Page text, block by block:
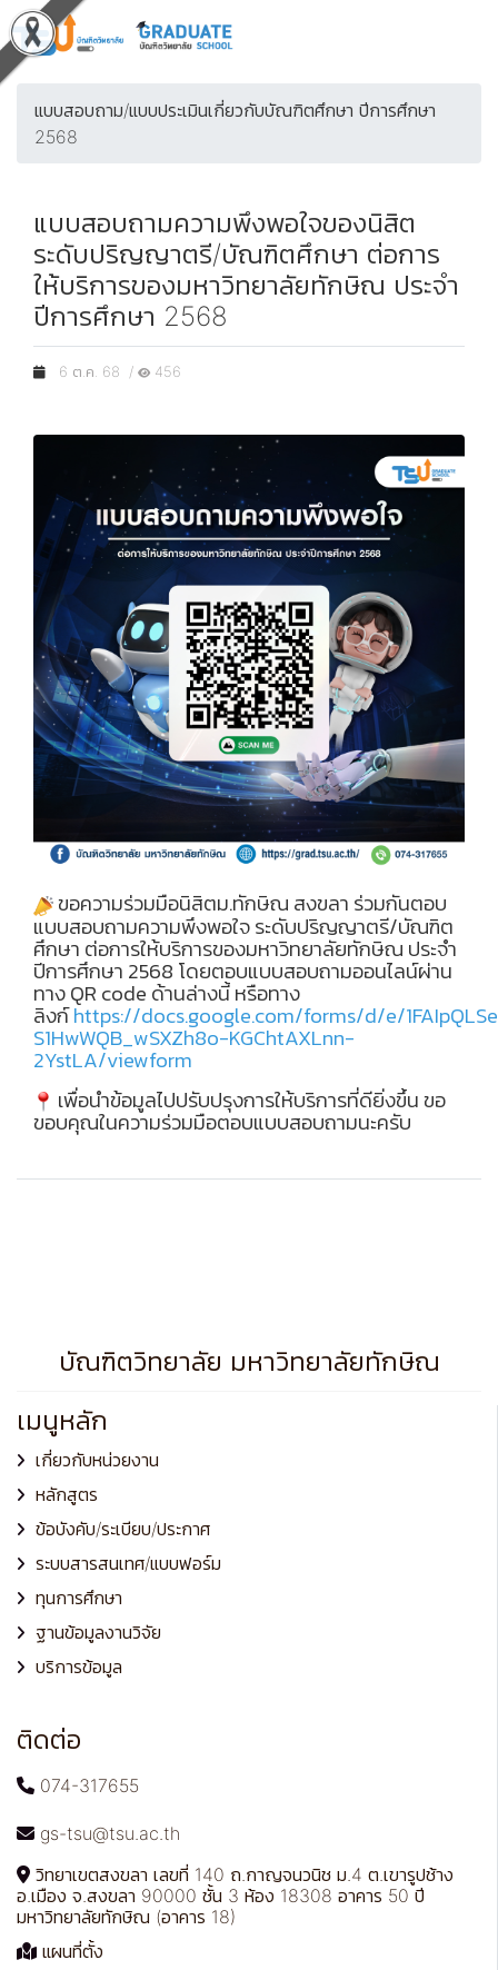
แบบสอบถาม/แบบประเมินเกี่ยวกับบัณฑิตศึกษา ปีการศึกษา
2568
แบบสอบถามความพึงพอใจของนิสิต
ระดับปริญญาตรี/บัณฑิตศึกษา ต่อการ
ให้บริการของมหาวิทยาลัยทักษิณ ประจำ
ปีการศึกษา 2568
6 ต.ค. 68 / 456
ขอความร่วมมือนิสิตม.ทักษิณ สงขลา ร่วมกันตอบ
แบบสอบถามความพึงพอใจ ระดับปริญญาตรี/บัณฑิต
ศึกษา ต่อการให้บริการของมหาวิทยาลัยทักษิณ ประจำ
ปีการศึกษา 2568 โดยตอบแบบสอบถามออนไลน์ผ่าน
ทาง QR code ด้านล่างนี้ หรือทาง
ลิงก์https://docs.google.com/forms/d/e/
S1HwWQB_wSXZh8o-KGChtAXLnn-
2YstLA/viewform
เพื่อนำข้อมูลไปปรับปรุงการให้บริการที่ดียิ่งขึ้น ขอ
ขอบคุณในความร่วมมือตอบแบบสอบถามนะครับ
บัณฑิตวิทยาลัย มหาวิทยาลัยทักษิณ
เมนูหลัก
เกี่ยวกับหน่วยงาน
หลักสูตร
ข้อบังคับ/ระเบียบ/ประกาศ
ระบบสารสนเทศ/แบบฟอร์ม
ทุนการศึกษา
ฐานข้อมูลงานวิจัย
บริการข้อมูล
ติดต่อ
074-317655
gs-tsu@tsu.ac.th
วิทยาเขตสงขลา เลขที่ 140 ถ.กาญจนวนิช ม.4 ต.เขารูปช้าง
อ.เมือง จ.สงขลา 90000 ชั้น 3 ห้อง 18308 อาคาร 50 ปี
มหาวิทยาลัยทักษิณ (อาคาร 18)
แผนที่ตั้ง